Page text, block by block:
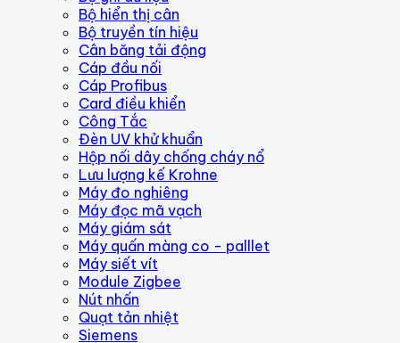
Bộ hiển thị cân
Bộ truyền tín hiệu
Cân băng tải động
Cáp đầu nối
Cáp Profibus
Card điều khiển
Công Tắc
Đèn UV khử khuẩn
Hộp nối dây chống cháy nổ
Lưu lượng kế Krohne
Máy đo nghiêng
Máy đọc mã vạch
Máy giám sát
Máy quấn màng co - palllet
Máy siết vít
Module Zigbee
Nút nhấn
Quạt tản nhiệt
Siemens